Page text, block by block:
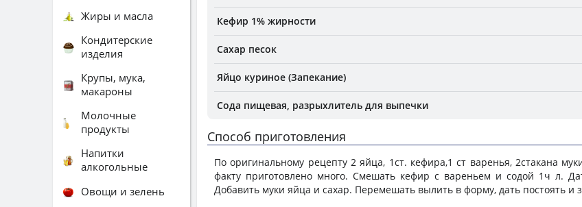
Кефир 1% жирности
Сахар песок
Яйцо куриное (Запекание)
Сода пищевая, разрыхлитель для выпечки
Способ приготовления
По оригинальному рецепту 2 яйца, 1ст. кефира,1 ст варенья, 2стакана
факту приготовлено много. Смешать кефир с вареньем и содой 1ч л.
Добавить муки яйца и сахар. Перемешать вылить в форму, дать постоять и
Жиры и масла
Кондитерские
изделия
Крупы, мука,
макароны
Молочные
продукты
Напитки
алкогольные
Овощи и зелень